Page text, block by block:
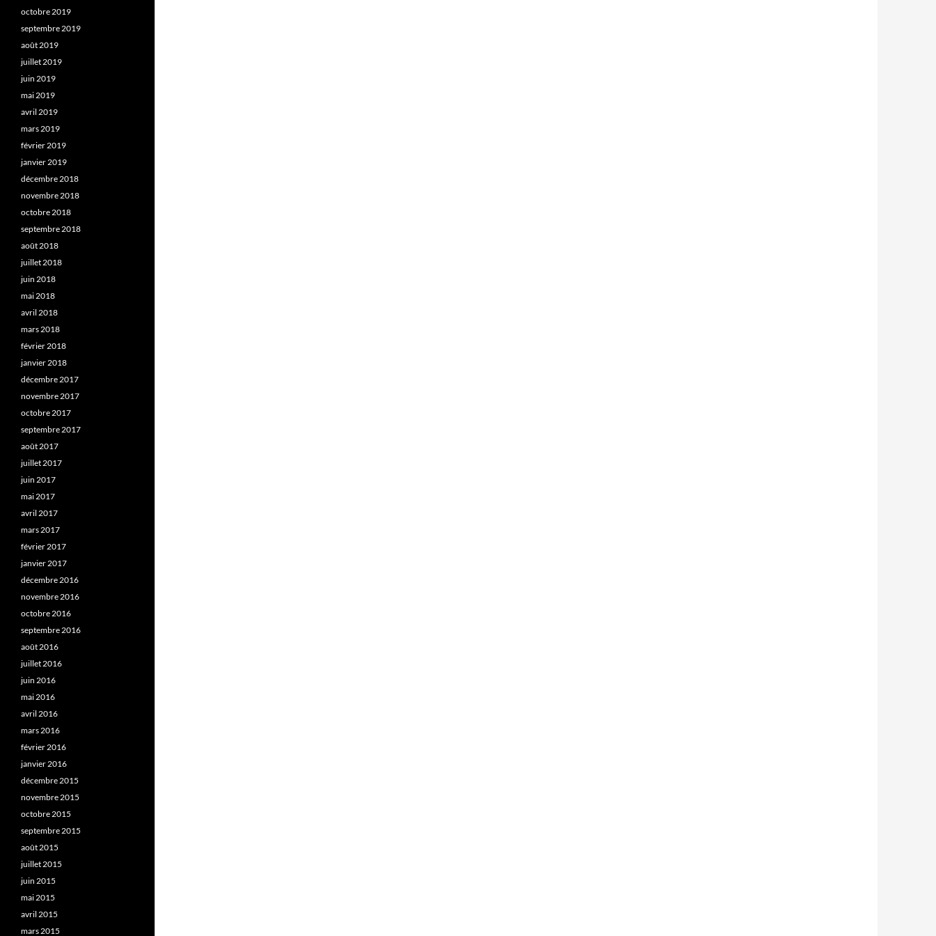
octobre 2019
septembre 2019
août 2019
juillet 2019
juin 2019
mai 2019
avril 2019
mars 2019
février 2019
janvier 2019
décembre 2018
novembre 2018
octobre 2018
septembre 2018
août 2018
juillet 2018
juin 2018
mai 2018
avril 2018
mars 2018
février 2018
janvier 2018
décembre 2017
novembre 2017
octobre 2017
septembre 2017
août 2017
juillet 2017
juin 2017
mai 2017
avril 2017
mars 2017
février 2017
janvier 2017
décembre 2016
novembre 2016
octobre 2016
septembre 2016
août 2016
juillet 2016
juin 2016
mai 2016
avril 2016
mars 2016
février 2016
janvier 2016
décembre 2015
novembre 2015
octobre 2015
septembre 2015
août 2015
juillet 2015
juin 2015
mai 2015
avril 2015
mars 2015